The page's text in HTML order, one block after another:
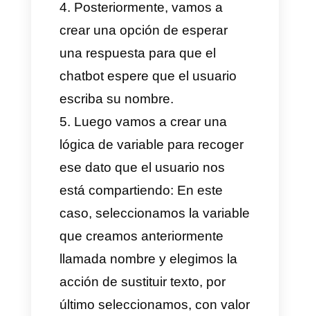
en la hoja de cálculo. En este
caso, nombre, dirección y el
email, ten en cuenta que estas
variables deben ser de tipo
cadena.